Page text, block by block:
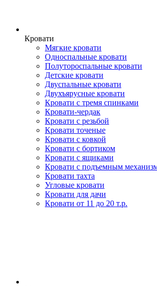
Кровати
Мягкие кровати
Односпальные кровати
Полутороспальные кровати
Детские кровати
Двуспальные кровати
Двухъярусные кровати
Кровати с тремя спинками
Кровати-чердак
Кровати с резьбой
Кровати точеные
Кровати с ковкой
Кровати с бортиком
Кровати с ящиками
Кровати с подъемным
Кровати тахта
Угловые кровати
Кровати для дачи
Кровати от 11 до 20 т.р.